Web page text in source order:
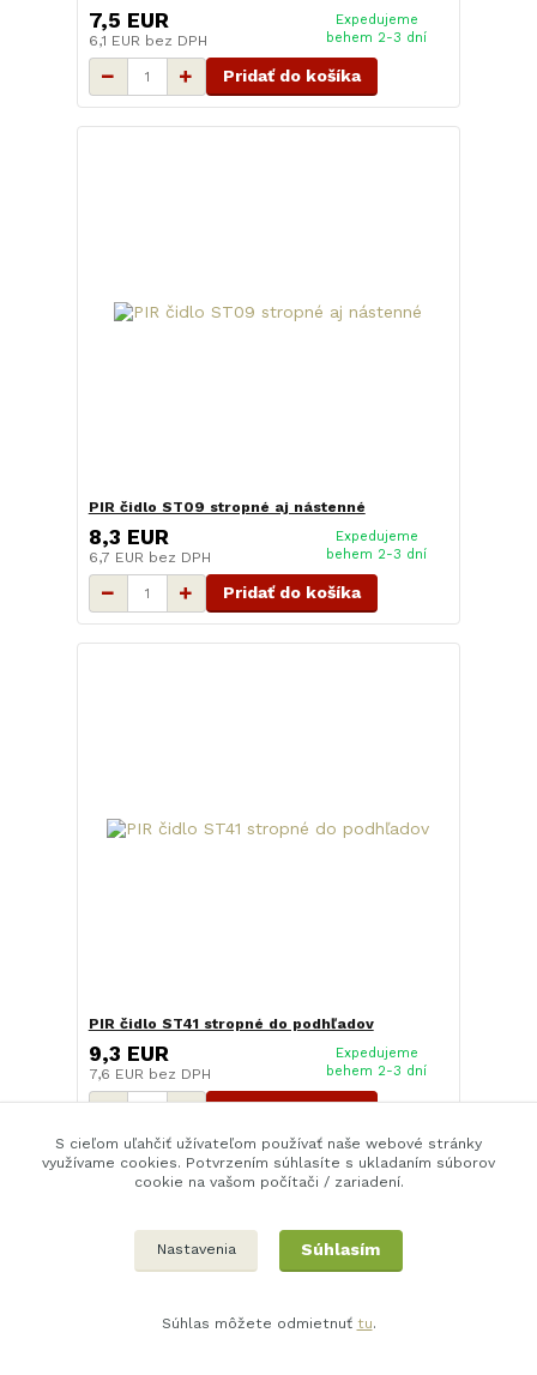
7,5 EUR
6,1 EUR bez DPH
Expedujeme
behem 2-3 dní
Pridať do košíka
PIR čidlo ST09 stropné aj nástenné
8,3 EUR
6,7 EUR bez DPH
Expedujeme
behem 2-3 dní
Pridať do košíka
PIR čidlo ST41 stropné do podhľadov
9,3 EUR
7,6 EUR bez DPH
Expedujeme
behem 2-3 dní
Pridať do košíka
S cieľom uľahčiť užívateľom používať naše webové stránky
využívame cookies. Potvrzením súhlasíte s ukladaním súborov
cookie na vašom počítači / zariadení.
Nastavenia Súhlasím
Súhlas môžete odmietnuť tu.